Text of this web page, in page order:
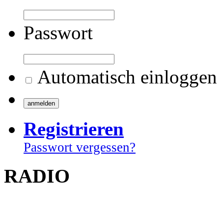
Passwort
Automatisch einloggen
Registrieren
Passwort vergessen?
RADIO